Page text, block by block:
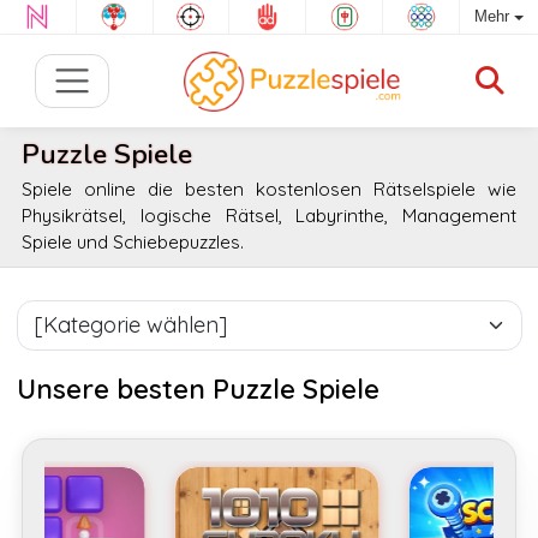
Mehr
Puzzle Spiele
Spiele online die besten kostenlosen Rätselspiele wie
Physikrätsel, logische Rätsel, Labyrinthe, Management
Spiele und Schiebepuzzles.
Unsere besten Puzzle Spiele